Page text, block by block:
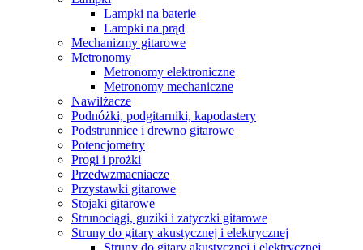
Lampki na baterie
Lampki na prąd
Mechanizmy gitarowe
Metronomy
Metronomy elektroniczne
Metronomy mechaniczne
Nawilżacze
Podnóżki, podgitarniki, kapodastery
Podstrunnice i drewno gitarowe
Potencjometry
Progi i prożki
Przedwzmacniacze
Przystawki gitarowe
Stojaki gitarowe
Strunociągi, guziki i zatyczki gitarowe
Struny do gitary akustycznej i elektrycznej
Struny do gitary akustycznej i elektrycznej